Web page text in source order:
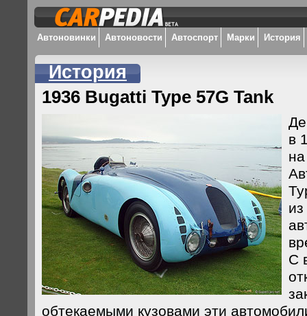
Автоновинки Автоновости Автоспорт Марки История
История
1936 Bugatti Type 57G Tank
в
С
обтекаемыми кузовами эти